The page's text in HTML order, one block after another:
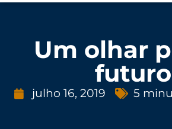
Um olhar
futuro
julho 16, 2019 5